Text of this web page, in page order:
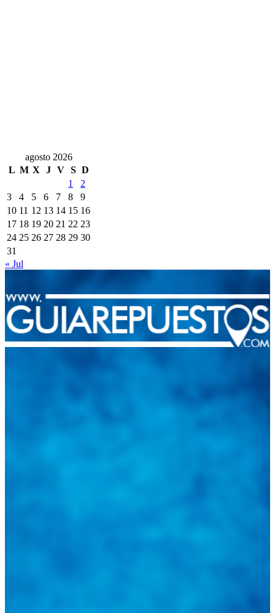
agosto 2026
L M X J V S D
1
2
3
4 5 6 7 8
9
10 11 12 13 14 15 16
17 18 19 20 21 22 23
24 25 26 27 28 29 30
31
« Jul
locales, nacionales e internacionales.